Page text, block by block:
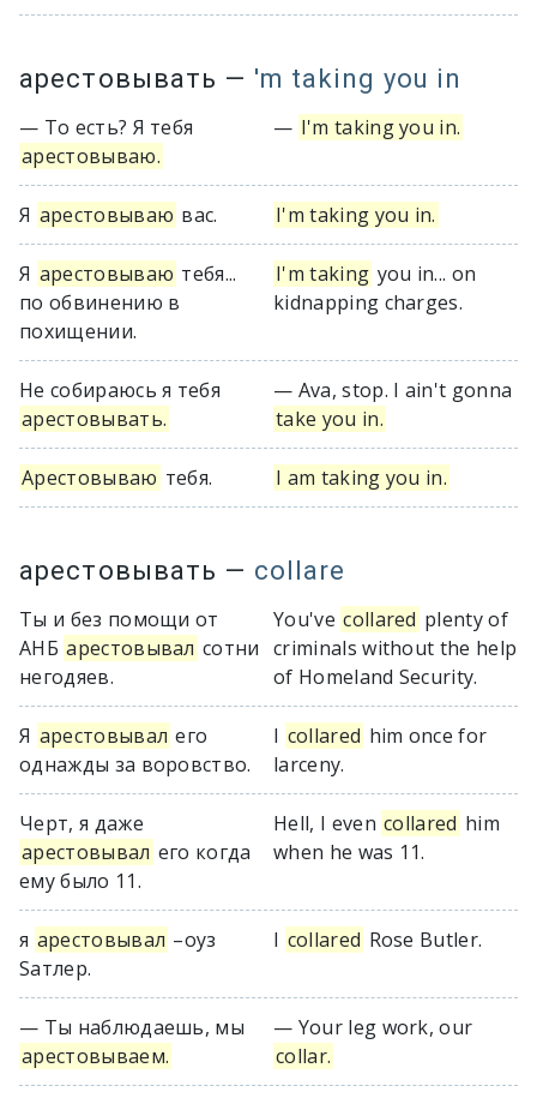
арестовывать — 'm taking you in
— То есть? Я тебя
арестовываю.
— I'm taking you in.
Я арестовываю вас. I'm taking you in.
Я арестовываю тебя...
по обвинению в
похищении.
I'm taking you in... on
kidnapping charges.
Не собираюсь я тебя
арестовывать.
— Ava, stop. I ain't gonna
take you in.
Арестовываю тебя. I am taking you in.
арестовывать — collare
Ты и без помощи от
АНБ арестовывал сотни
негодяев.
You've collared plenty of
criminals without the help
of Homeland Security.
Я арестовывал его
однажды за воровство.
I collared him once for
larceny.
Черт, я даже
арестовывал его когда
ему было 11.
Hell, I even collared him
when he was 11.
я арестовывал –оуз
Ѕатлер.
I collared Rose Butler.
— Ты наблюдаешь, мы
арестовываем.
— Your leg work, our
collar.